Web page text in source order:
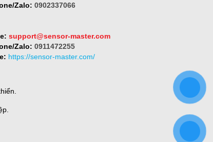
Zalo: 0902337066
support@sensor-master.com
Zalo: 0911472255
https://sensor-master.com/